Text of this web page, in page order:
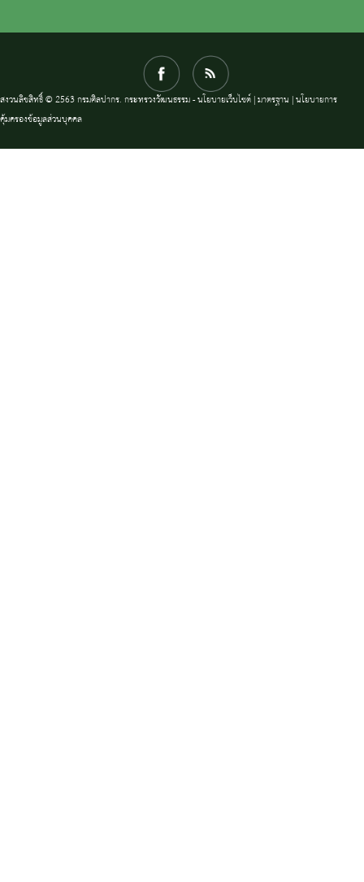
สงวนลิขสิทธิ์ © 2563 กรมศิลปากร. กระทรวงวัฒนธรรม -นโยบายเว็บไซต์|มาตรฐาน |นโยบายการ
คุ้มครองข้อมูลส่วนบุคคล